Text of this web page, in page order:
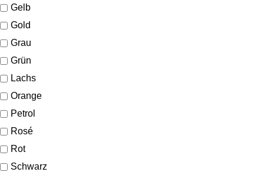
Gelb
Gold
Grau
Grün
Lachs
Orange
Petrol
Rosé
Rot
Schwarz